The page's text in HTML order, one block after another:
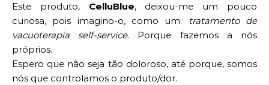
Este produto, CelluBlue, deixou-me um pouco
curiosa, pois imagino-o, como um:
tratamento de
vacuoterapia self-service. Porque fazemos a nós
próprios.
Espero que não seja tão doloroso, até porque, somos
nós que controlamos o produto/dor.